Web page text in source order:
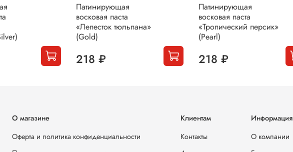
Патинирующая
восковая паста
«Лепесток тюльпана»
(Gold)
218 ₽
Патинирующая
восковая паста
«Тропический персик»
(Pearl)
218 ₽
О магазине
Оферта и политика конфиденциальности
Клиентам
Контакты
Информация
О компании